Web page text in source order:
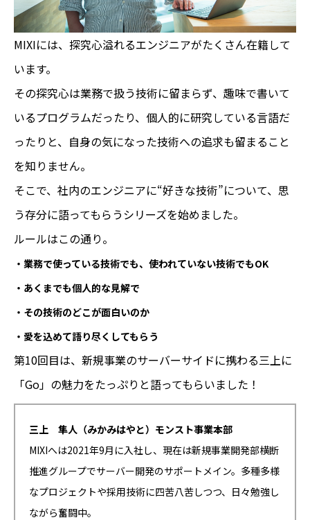
MIXIには、探究心溢れるエンジニアがたくさん在籍して
います。
その探究心は業務で扱う技術に留まらず、趣味で書いて
いるプログラムだったり、個人的に研究している言語だ
ったりと、自身の気になった技術への追求も留まること
を知りません。
そこで、社内のエンジニアに“好きな技術”について、思
う存分に語ってもらうシリーズを始めました。
ルールはこの通り。
・業務で使っている技術でも、使われていない技術でもOK
・あくまでも個人的な見解で
・その技術のどこが面白いのか
・愛を込めて語り尽くしてもらう
第10回目は、新規事業のサーバーサイドに携わる三上に
「Go」の魅力をたっぷりと語ってもらいました！
三上 隼人（みかみはやと）モンスト事業本部
MIXIへは2021年9月に入社し、現在は新規事業開発部横断
推進グループでサーバー開発のサポートメイン。多種多様
なプロジェクトや採用技術に四苦八苦しつつ、日々勉強し
ながら奮闘中。